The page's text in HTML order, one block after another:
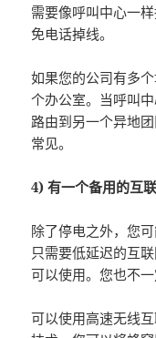
需要像呼叫中心一
免电话掉线。
如果您的公司有多
个办公室。当呼叫
路由到另一个异地
常见。
4) 有一个备用的互
除了停电之外，您
只需要低延迟的互
可以使用。您也不
可以使用高速无线